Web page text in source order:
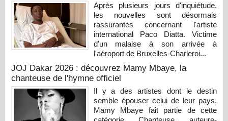
Après plusieurs jours d'inquiétude,
les nouvelles sont désormais
rassurantes concernant l'artiste
international Paco Diatta. Victime
d'un malaise à son arrivée à
l'aéroport de Bruxelles-Charleroi...
JOJ Dakar 2026 : découvrez Mamy Mbaye, la
chanteuse de l'hymne officiel
Il y a des artistes dont le destin
semble épouser celui de leur pays.
Mamy Mbaye fait partie de cette